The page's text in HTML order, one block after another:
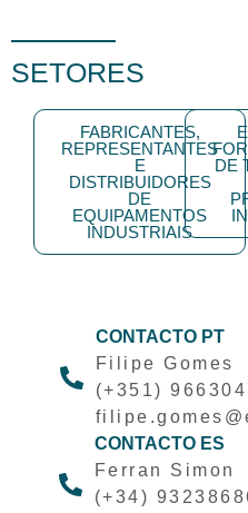
SETORES
FABRICANTES,
REPRESENTANTES
E
DISTRIBUIDORES
DE
EQUIPAMENTOS
INDUSTRIAIS
DE
CONTACTO PT
Filipe Gomes
(+351)
CONTACTO ES
Ferran Simon
(+34)